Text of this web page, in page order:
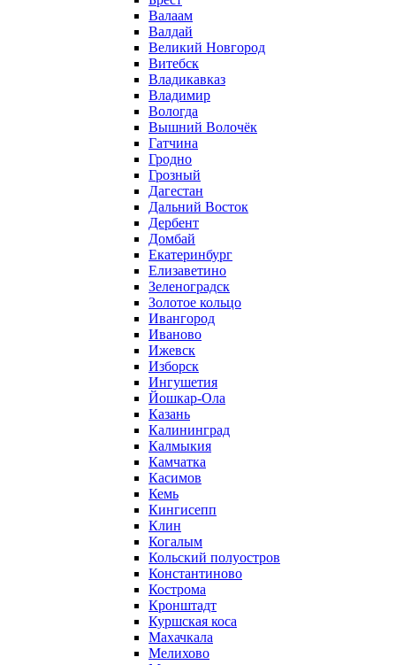
Валаам
Валдай
Великий Новгород
Витебск
Владикавказ
Владимир
Вологда
Вышний Волочёк
Гатчина
Гродно
Грозный
Дагестан
Дальний Восток
Дербент
Домбай
Екатеринбург
Елизаветино
Зеленоградск
Золотое кольцо
Ивангород
Иваново
Ижевск
Изборск
Ингушетия
Йошкар-Ола
Казань
Калининград
Калмыкия
Камчатка
Касимов
Кемь
Кингисепп
Клин
Когалым
Кольский полуостров
Константиново
Кострома
Кронштадт
Куршская коса
Махачкала
Мелихово